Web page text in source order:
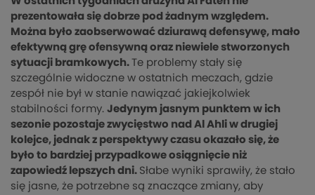
prezentowała się dobrze pod żadnym względem.
Można było zaobserwować dziurawą defensywę, mało
efektywną grę ofensywną oraz niewiele stworzonych
sytuacji bramkowych. Te problemy stały się
szczególnie widoczne w ostatnich meczach, gdzie
zespół nie był w stanie nawiązać jakiejkolwiek
stabilności formy. Jedynym jasnym punktem w ich
sezonie pozostaje zwycięstwo nad Al Ahli w drugiej
kolejce, jednak z perspektywy czasu okazało się, że
było to bardziej przypadkowe osiągnięcie niż
zapowiedź lepszych dni​. Słabe wyniki sprawiły, że stało
się jasne, że potrzebne są znaczące zmiany, aby